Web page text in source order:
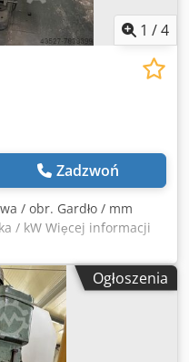
1 /4
Zadzwoń
/ obr. Gardło / mm
/ kW Więcej informacji
Ogłoszenia